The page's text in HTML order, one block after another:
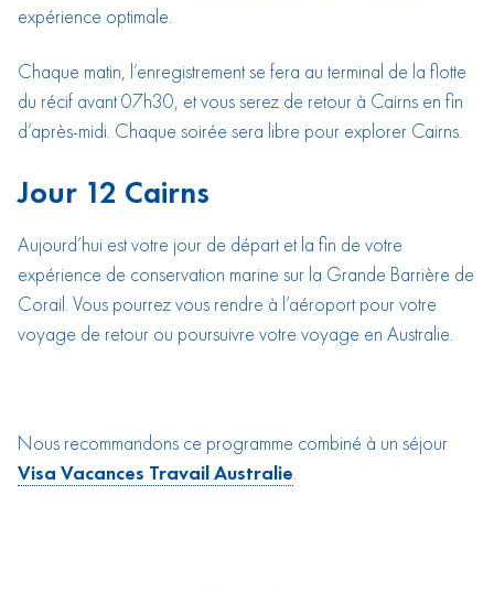
expérience optimale.
Chaque matin, l’enregistrement se fera au terminal de la flotte
du récif avant 07h30, et vous serez de retour à Cairns en fin
d’après-midi. Chaque soirée sera libre pour explorer Cairns.
Jour 12 Cairns
Aujourd’hui est votre jour de départ et la fin de votre
expérience de conservation marine sur la Grande Barrière de
Corail. Vous pourrez vous rendre à l’aéroport pour votre
voyage de retour ou poursuivre votre voyage en Australie.
Nous recommandons ce programme combiné à un séjour
Visa Vacances Travail Australie